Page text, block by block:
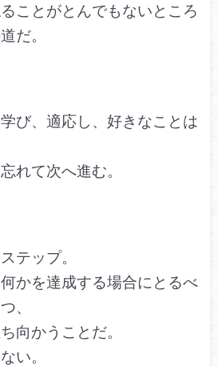
ことがとんでもないところ
だ。
び、適応し、好きなことは
れて次へ進む。
テップ。
かを達成する場合にとるべ
、
向かうことだ。
い。